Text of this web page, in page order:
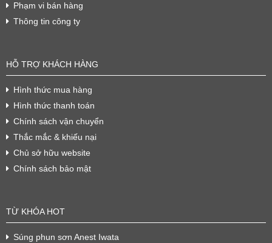
Phạm vi bán hàng
Thông tin công ty
HỖ TRỢ KHÁCH HÀNG
Hình thức mua hàng
Hình thức thanh toán
Chính sách vận chuyển
Thắc mắc & khiếu nại
Chủ sở hữu website
Chính sách bảo mật
TỪ KHÓA HOT
Súng phun sơn Anest Iwata